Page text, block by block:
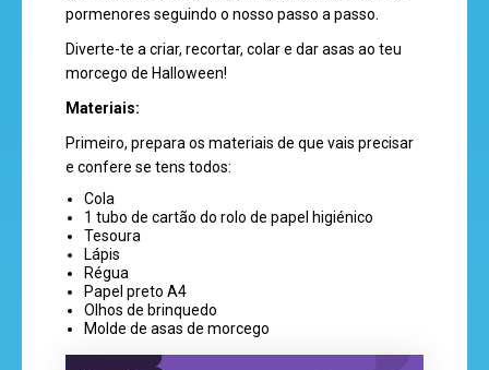
animados
pormenores seguindo o nosso passo a passo.
Diverte-te a criar, recortar, colar e dar asas ao teu
morcego de Halloween!
Materiais:
Primeiro, prepara os materiais de que vais precisar
e confere se tens todos:
Cola
1 tubo de cartão do rolo de papel higiénico
Tesoura
Lápis
Régua
Papel preto A4
Olhos de brinquedo
Molde de asas de morcego